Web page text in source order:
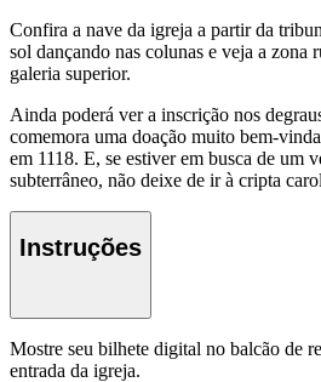
Confira a nave da igreja a partir da
sol dançando nas colunas e veja a zona
galeria superior.
Ainda poderá ver a inscrição nos
comemora uma doação muito bem-
em 1118. E, se estiver em busca de um
subterrâneo, não deixe de ir à cripta
Instruções
Mostre seu bilhete digital no balcão de
entrada da igreja.